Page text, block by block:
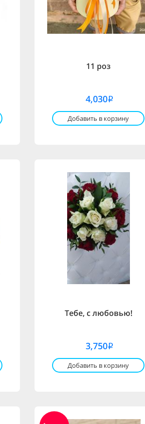
11 роз
4,030i
Добавить в корзину
Тебе, с любовью!
3,750i
Добавить в корзину